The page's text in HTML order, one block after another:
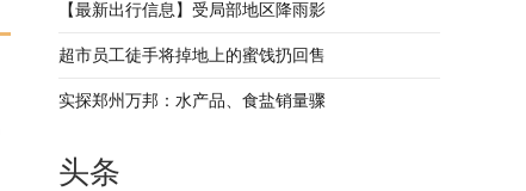
【最新出行信息】受局部地区降雨影
超市员工徒手将掉地上的蜜饯扔回售
实探郑州万邦：水产品、食盐销量骤
头条